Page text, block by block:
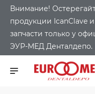
Внимание!
продукции IcanClave
запчасти только у
ЭУР-МЕД Денталдепо.